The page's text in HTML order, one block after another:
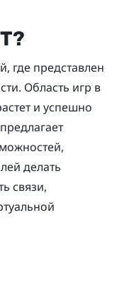
?
где представлен
Область игр в
и успешно
предлагает
делать
связи,